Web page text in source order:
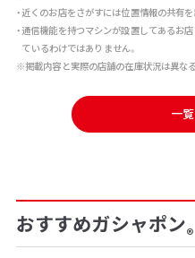
・近くのお店をさがすには位置情報の共有
・通信機能を持つマシンが設置してあるお
ているわけではありません。
※掲載内容と実際の店舗の在庫状況は異な
一
おすすめガシャポン®